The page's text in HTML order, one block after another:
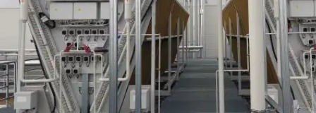
Manei Lift
Masselin Fabrication
Masselin Grand Ouest
Merelec
Mobility Way